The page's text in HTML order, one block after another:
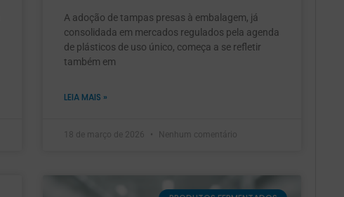
A adoção de tampas presas à embalagem, já
consolidada em mercados regulados pela agenda
de plásticos de uso único, começa a se refletir
também em
LEIA MAIS »
18 de março de 2026 Nenhum comentário